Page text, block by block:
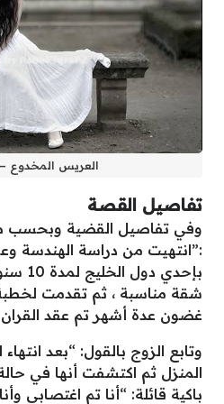
العريس المخدوع –
تفاصيل القصة
وفي تفاصيل القضية وبحسب
:”انتهيت من دراسة الهندسة
شقة مناسبة ، ثم تقدمت
غضون عدة أشهر تم عقد القران
وتابع الزوج بالقول: “بعد
المنزل ثم اكتشفت أنها في
باكية قائلة: “أنا تم اغتصابي